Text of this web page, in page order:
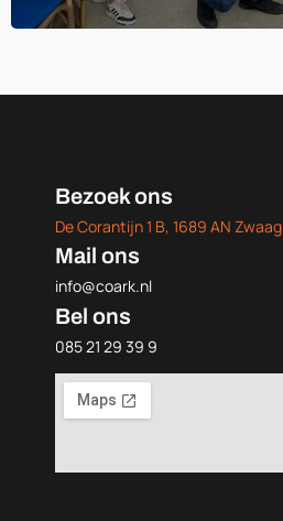
Bezoek ons
De Corantijn 1 B, 1689 AN Zwaag
Mail ons
info@coark.nl
Bel ons
085 21 29 39 9